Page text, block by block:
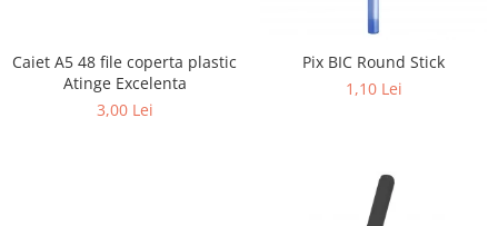
Caiet A5 48 file coperta plastic
Atinge Excelenta
3,00 Lei
Pix BIC Round Stick
1,10 Lei